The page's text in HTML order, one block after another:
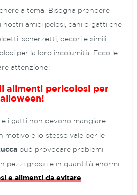
a tema. Bisogna prendere
nostri amici pelosi, cani o gatti che
scherzetti, decori e simili
per la loro incolumità. Ecco le
attenzione:
alimenti pericolosi per
e i gatti non devono mangiare
motivo e lo stesso vale per le
può provocare problemi
pezzi grossi e in quantità enormi.
e alimenti da evitare